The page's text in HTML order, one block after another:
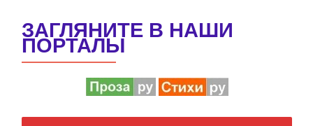
ЗАГЛЯНИТЕ В НАШИ
ПОРТАЛЫ